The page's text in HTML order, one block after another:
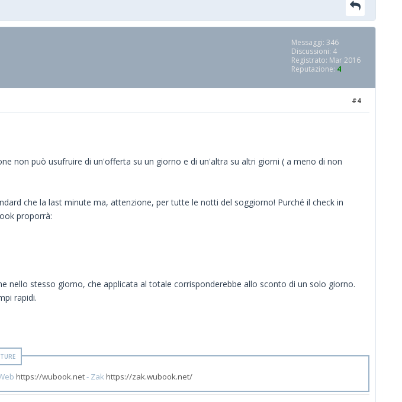
Messaggi: 346
Discussioni: 4
Registrato: Mar 2016
Reputazione: 4
#4
non può usufruire di un'offerta su un giorno e di un'altra su altri giorni ( a meno di non
che la last minute ma, attenzione, per tutte le notti del soggiorno! Purché il check in
proporrà:
stesso giorno, che applicata al totale corrisponderebbe allo sconto di un solo giorno.
rapidi.
https://wubook.net- Zakhttps://zak.wubook.net/